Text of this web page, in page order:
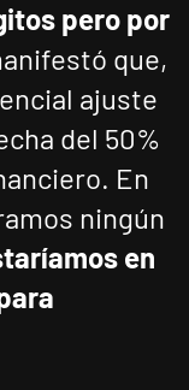
pero por
que,
ajuste
del 50%
En
ningún
en